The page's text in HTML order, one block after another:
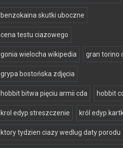
benzokaina skutki uboczne
cena testu ciazowego
gonia wielocha wikipedia gran torino
grypa bostońska zdjęcia
hobbit bitwa pięciu armii cda hobbit
krol edyp streszczenie król edyp
ktory tydzien ciazy wedlug daty porodu